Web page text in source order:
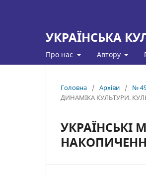
УКРАЇНСЬКА
Про нас Автору
Головна / Архіви / №
ДИНАМІКА КУЛЬТУРИ.
УКРАЇНСЬКІ